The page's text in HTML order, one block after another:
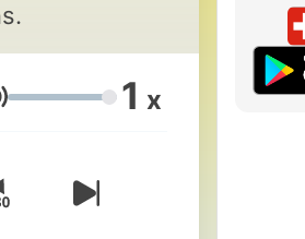
Lautstärke 1 x